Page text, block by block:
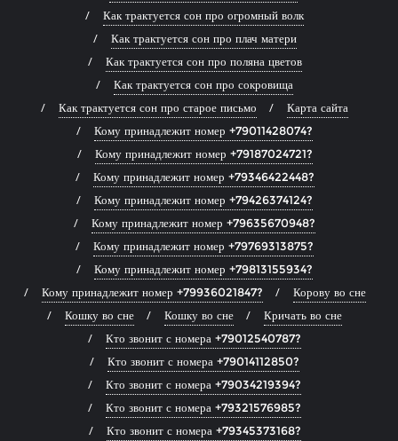
Как трактуется сон про огромный волк
Как трактуется сон про плач матери
Как трактуется сон про поляна цветов
Как трактуется сон про сокровища
Как трактуется сон про старое письмо
Карта сайта
Кому принадлежит номер +79011428074?
Кому принадлежит номер +79187024721?
Кому принадлежит номер +79346422448?
Кому принадлежит номер +79426374124?
Кому принадлежит номер +79635670948?
Кому принадлежит номер +79769313875?
Кому принадлежит номер +79813155934?
Кому принадлежит номер +79936021847?
Корову во сне
Кошку во сне
Кошку во сне
Кричать во сне
Кто звонит с номера +79012540787?
Кто звонит с номера +79014112850?
Кто звонит с номера +79034219394?
Кто звонит с номера +79321576985?
Кто звонит с номера +79345373168?